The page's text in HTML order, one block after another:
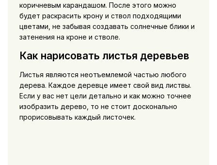
коричневым карандашом. После этого можно
будет раскрасить крону и ствол подходящими
цветами, не забывая создавать солнечные блики и
затенения на кроне и стволе.
Как нарисовать листья деревьев
Листья являются неотъемлемой частью любого
дерева. Каждое деревце имеет свой вид листвы.
Если у вас нет цели детально и как можно точнее
изобразить дерево, то не стоит досконально
прорисовывать каждый листочек.